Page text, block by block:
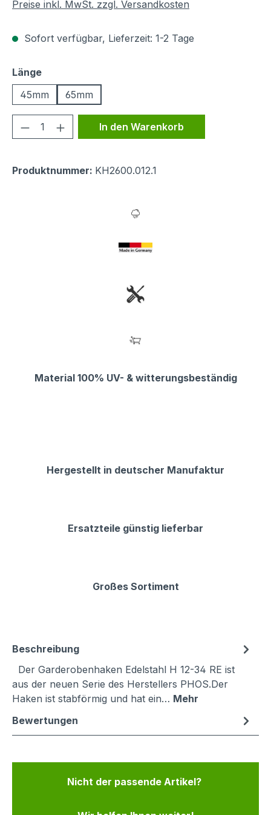
Preise inkl. MwSt. zzgl. Versandkosten
Sofort verfügbar, Lieferzeit: 1-2 Tage
Längeauswählen
45mm
65mm
Produkt Anzahl: Gib den
In den Warenkorb
Produktnummer: KH2600.012.1
Material 100% UV- & witterungsbeständig
Hergestellt in deutscher Manufaktur
Ersatzteile günstig lieferbar
Großes Sortiment
Beschreibung
Der Garderobenhaken Edelstahl H 12-34 RE ist
aus der neuen Serie des Herstellers PHOS.Der
Haken ist stabförmig und hat ein… Mehr
Bewertungen
Nicht der passende Artikel?